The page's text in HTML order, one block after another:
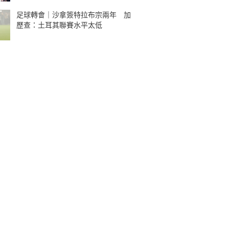
足球轉會｜沙拿簽特拉布宗兩年 加
歷查：土耳其聯賽水平太低